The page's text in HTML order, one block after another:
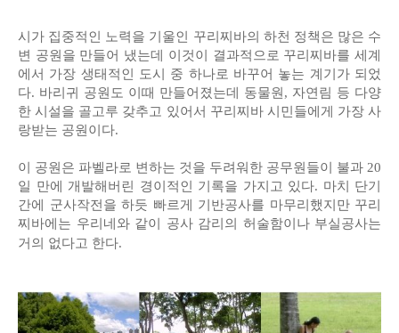
시가 집중적인 노력을 기울인 꾸리찌바의 하천 정책은 많은 수
변 공원을 만들어 냈는데 이것이 결과적으로 꾸리찌바를 세계
에서 가장 생태적인 도시 중 하나로 바꾸어 놓는 계기가 되었
다. 바리귀 공원도 이때 만들어졌는데 동물원, 자연림 등 다양
한 시설을 골고루 갖추고 있어서 꾸리찌바 시민들에게 가장 사
랑받는 공원이다.
이 공원은 파벨라로 변하는 것을 두려워한 공무원들이 불과 20
일 만에 개발해버린 경이적인 기록을 가지고 있다. 마치 단기
간에 군사작전을 하듯 빠르게 기반공사를 마무리했지만 꾸리
찌바에는 우리네와 같이 공사 감리의 허술함이나 부실공사는
거의 없다고 한다.